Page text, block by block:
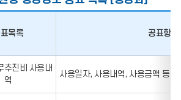
목록 공표항목
추진비 사용내
역
사용일자, 사용내역, 사용금액 등